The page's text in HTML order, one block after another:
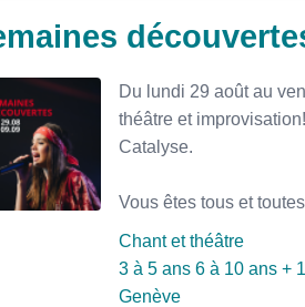
Du lundi 29 août au
théâtre et
Catalyse.
Vous êtes tous et
Chant et théâtre
3 à 5 ans 6 à 10 ans +
Genève